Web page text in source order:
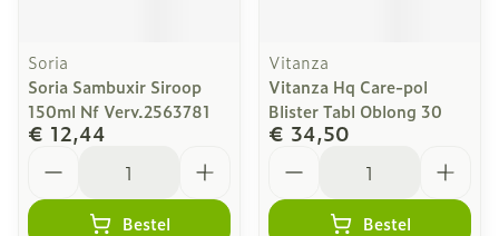
Soria
Soria Sambuxir Siroop
150ml Nf Verv.2563781
€ 12,44
Bestel
Vitanza
Vitanza Hq Care-pol
Blister Tabl Oblong 30
€ 34,50
Bestel